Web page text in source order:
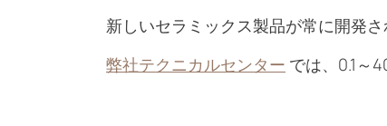
新しいセラミックス製品が常に開発
弊社テクニカルセンター では、0.1～